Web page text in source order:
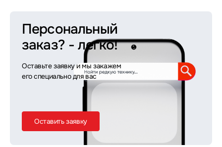
Персональный
заказ? - легко!
Оставьте заявку и мы закажем
его специально для вас
Оставить заявку